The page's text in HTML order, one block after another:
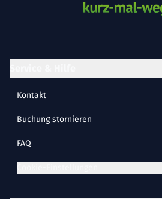
Kontakt
Buchung stornieren
FAQ